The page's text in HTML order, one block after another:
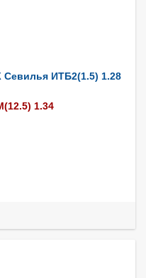
ИТБ2(1.5) 1.28
1.34